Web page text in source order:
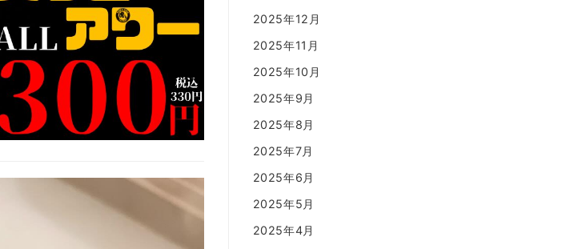
2025年12月
2025年11月
2025年10月
2025年9月
2025年8月
2025年7月
2025年6月
2025年5月
2025年4月